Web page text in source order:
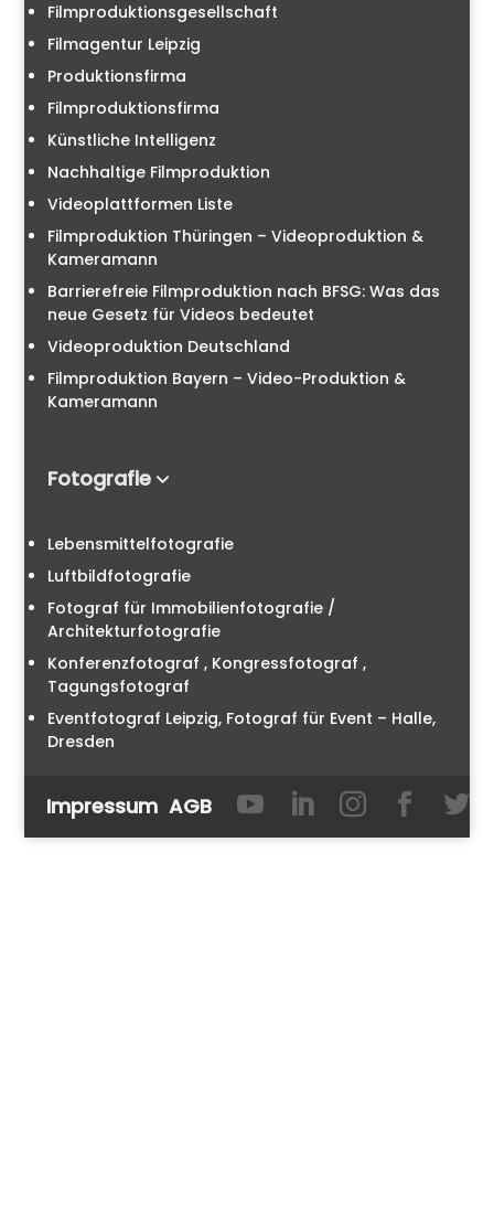
Filmproduktionsgesellschaft
Filmagentur Leipzig
Produktionsfirma
Filmproduktionsfirma
Künstliche Intelligenz
Nachhaltige Filmproduktion
Videoplattformen Liste
Filmproduktion Thüringen – Videoproduktion &
Kameramann
Barrierefreie Filmproduktion nach BFSG: Was das
neue Gesetz für Videos bedeutet
Videoproduktion Deutschland
Filmproduktion Bayern – Video-Produktion &
Kameramann
Fotografie
Lebensmittelfotografie
Luftbildfotografie
Fotograf für Immobilienfotografie /
Architekturfotografie
Konferenzfotograf , Kongressfotograf ,
Tagungsfotograf
Eventfotograf Leipzig, Fotograf für Event – Halle,
Dresden
Impressum AGB     